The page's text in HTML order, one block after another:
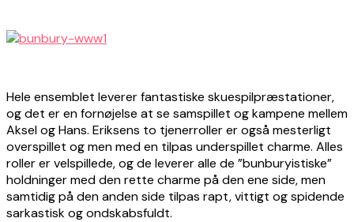
Hele ensemblet leverer fantastiske skuespilpræstationer,
og det er en fornøjelse at se samspillet og kampene mellem
Aksel og Hans. Eriksens to tjenerroller er også mesterligt
overspillet og men med en tilpas underspillet charme. Alles
roller er velspillede, og de leverer alle de ”bunburyistiske”
holdninger med den rette charme på den ene side, men
samtidig på den anden side tilpas rapt, vittigt og spidende
sarkastisk og ondskabsfuldt.